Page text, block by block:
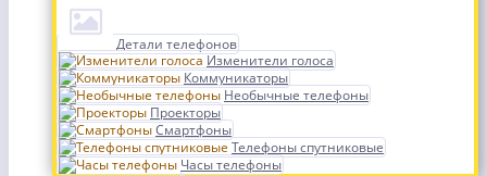
Детали телефонов
Изменители голоса
Коммуникаторы
Необычные телефоны
Проекторы
Смартфоны
Телефоны спутниковые
Часы телефоны